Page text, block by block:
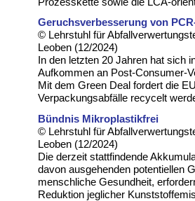
Geruchsverbesserung von
© Lehrstuhl für
Leoben (12/2024)
In den letzten 20 Jahren hat sich
Aufkommen an Post-Consumer-
Mit dem Green Deal fordert die
Verpackungsabfälle recycelt
Bündnis Mikroplastikfrei
© Lehrstuhl für
Leoben (12/2024)
Die derzeit stattfindende
davon ausgehenden potentiellen
menschliche Gesundheit,
Reduktion jeglicher